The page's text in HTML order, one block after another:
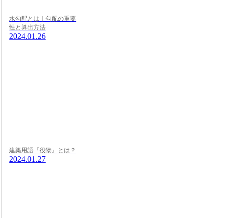
水勾配とは｜勾配の重要
性と算出方法
2024.01.26
建築用語『役物』とは？
2024.01.27